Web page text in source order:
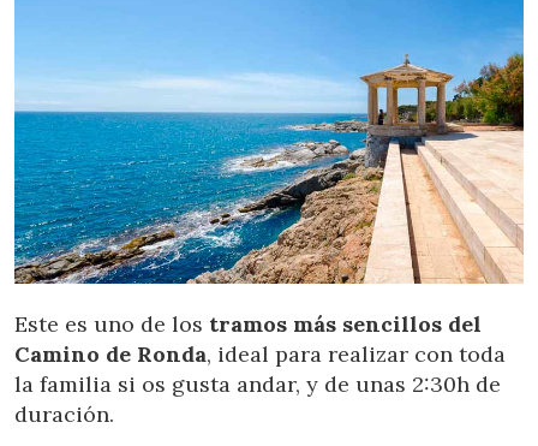
Este es uno de los tramos más sencillos del
Camino de Ronda, ideal para realizar con toda
la familia si os gusta andar, y de unas 2:30h de
duración.